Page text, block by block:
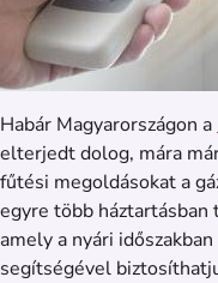
Habár Magyarországon a
elterjedt dolog, mára
fűtési megoldásokat a
egyre több
amely a nyári
segítségével